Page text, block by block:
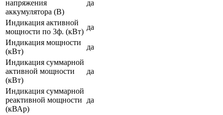
напряжения
аккумулятора (В)
да
Индикация активной
мощности по 3ф. (кВт)
да
Индикация мощности
(кВт)
да
Индикация суммарной
активной мощности
(кВт)
да
Индикация суммарной
реактивной мощности
(кВАр)
да